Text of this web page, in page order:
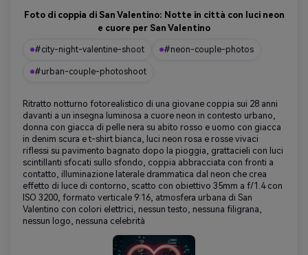
Foto di coppia di San Valentino: Notte in città con luci neon
e cuore per San Valentino
#city-night-valentine-shoot #neon-couple-photos
#urban-couple-photoshoot
Ritratto notturno fotorealistico di una giovane coppia sui 28 anni
davanti a un insegna luminosa a cuore neon in contesto urbano,
donna con giacca di pelle nera su abito rosso e uomo con giacca
in denim scura e t-shirt bianca, luci neon rosa e rosse vivaci
riflessi su pavimento bagnato dopo la pioggia, grattacieli con luci
scintillanti sfocati sullo sfondo, coppia abbracciata con fronti a
contatto, illuminazione laterale drammatica dal neon che crea
effetto di luce di contorno, scatto con obiettivo 35mm a f/1.4 con
ISO 3200, formato verticale 9:16, atmosfera urbana di San
Valentino con colori elettrici, nessun testo, nessuna filigrana,
nessun logo, nessuna celebrità